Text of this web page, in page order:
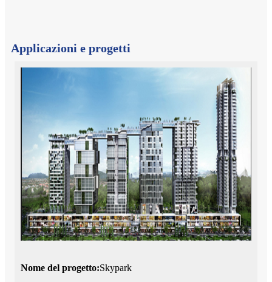
Applicazioni e progetti
Nome del progetto:Skypark